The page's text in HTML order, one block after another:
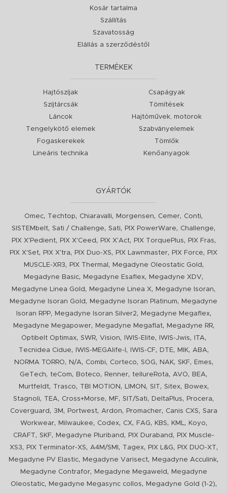
Kosár tartalma
Szállítás
Szavatosság
Elállás a szerződéstől
TERMÉKEK
Hajtószíjak
Szíjtárcsák
Láncok
Tengelykötő elemek
Fogaskerekek
Lineáris technika
Csapágyak
Tömítések
Hajtóművek, motorok
Szabványelemek
Tömlők
Kenőanyagok
GYÁRTÓK
Omec, Techtop, Chiaravalli, Morgensen, Cemer, Conti,
SISTEMbelt, Sati / Challenge, Sati, PIX PowerWare, Challenge,
PIX X'Pedient, PIX X'Ceed , PIX X'Act, PIX TorquePlus, PIX Fras,
PIX X'Set, PIX X'tra, PIX Duo-XS, PIX Lawnmaster, PIX Force,
PIX
MUSCLE-XR3, PIX Thermal , Megadyne Oleostatic Gold ,
Megadyne Basic, Megadyne Esaflex, Megadyne XDV,
Megadyne Linea Gold , Megadyne Linea X, Megadyne Isoran,
Megadyne Isoran Gold , Megadyne Isoran Platinum,
Megadyne
Isoran RPP, Megadyne Isoran Silver2, Megadyne Megaflex,
Megadyne Megapower, Megadyne Megaflat, Megadyne RR,
Optibelt Optimax, SWR, Vision, IWIS-Elite, IWIS-Jwis, ITA,
Tecnidea Cidue, IWIS-MEGAlife-I , IWIS-CF, DTE, MIK, ABA,
NORMA TORRO, N/A, Combi, Corteco, SOG, NAK, SKF, Emes,
GeTech, teCom, Boteco, Renner, tellureRota, AVO, BEA,
Murtfeldt, Trasco, TBI MOTION , LIMON , SIT, Sitex, Bowex,
Stagnoli, TEA, Cross+Morse, MF, SIT/Sati, DeltaPlus, Procera,
Coverguard , 3M , Portwest, Ardon, Promacher, Canis CXS, Sara
Workwear, Milwaukee, Codex, CX, FAG, KBS, KML, Koyo,
CRAFT, SKF, Megadyne Pluriband , PIX Duraband ,
PIX Muscle-
XS3, PIX Terminator-XS, A4M/SMI , Tagex, PIX L&G, PIX DUO-XT,
Megadyne PV Elastic, Megadyne Varisect, Megadyne Acculink,
Megadyne Contrafor, Megadyne Megaweld ,
Megadyne
Oleostatic, Megadyne Megasync collos, Megadyne Gold (1-2),